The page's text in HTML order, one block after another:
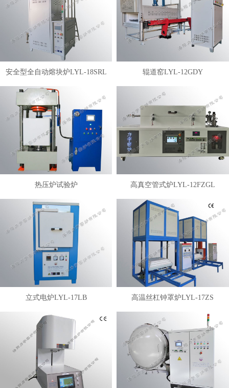
安全型全自动熔块炉LYL-18SRL 辊道窑LYL-12GDY
热压炉试验炉 高真空管式炉LYL-12FZGL
立式电炉LYL-17LB 高温丝杠钟罩炉LYL-17ZS